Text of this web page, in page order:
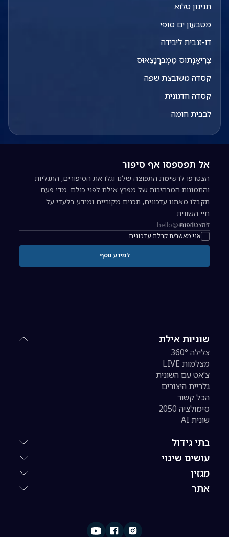
תנינון טלוא
מטבעון ים סופי
דו-זנבית ליבידה
צֶרִיאַנְתוּס מֶמְבּרָנַצֵאוּס
קסדה משובצת שפה
קסדה חדגונית
לבבית חומה
שוניות אילת
צלילה 360°
מצלמות LIVE
צ'אט עם השונית
גלריית היצורים
הכל קשור
סימולציה 2050
שונית AI
בתי גידול
עושים שינוי
מגזין
אתר
אל תפספסו אף סיפור
הצטרפו לרשימת התפוצה שלנו וגלו את הסיפורים, התגליות
והתמונות המרהיבות של מפרץ אילת לפני כולם. מדי פעם
תקבלו מאתנו עדכונים, תכנים מקוריים ומידע בלעדי על
חיי השונית.
כתובת אימייל להרשמה לניוזלטר
אני מאשר/ת קבלת עדכונים
להצטרפות
למידע נוסף